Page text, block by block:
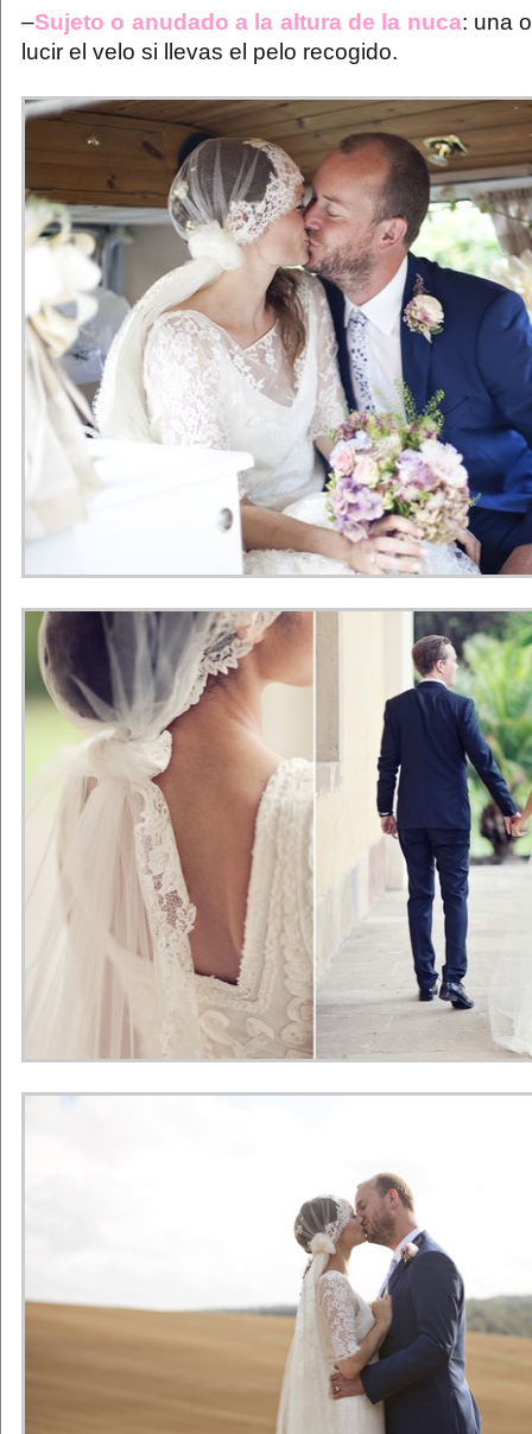
–Sujeto o anudado a la altura de la nuca: una
lucir el velo si llevas el pelo recogido.